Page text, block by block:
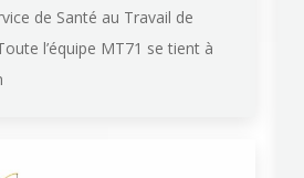
de Santé au Travail de
l’équipe MT71 se tient à